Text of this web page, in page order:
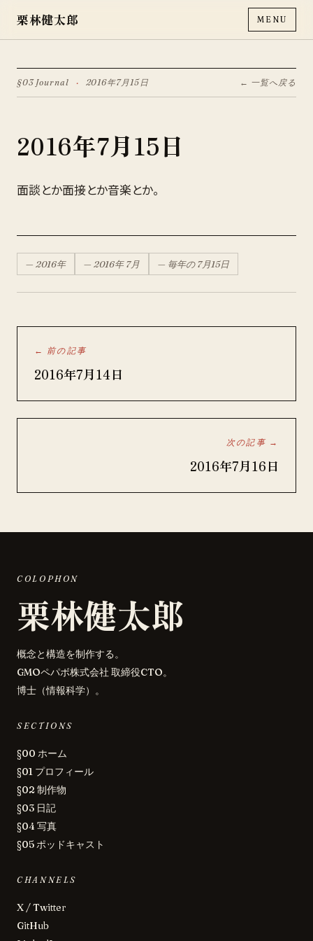
栗林健太郎 MENU
§03 Journal · 2016年7月15日 ← 一覧へ戻る
2016年7月15日
面談とか面接とか音楽とか。
— 2016年 — 2016年7月 — 毎年の7月15日
← 前の記事
2016年7月14日
次の記事 →
2016年7月16日
COLOPHON
栗林健太郎
概念と構造を制作する。
GMOペパボ株式会社 取締役CTO。
博士（情報科学）。
SECTIONS
§00 ホーム
§01 プロフィール
§02 制作物
§03 日記
§04 写真
§05 ポッドキャスト
CHANNELS
X / Twitter
GitHub